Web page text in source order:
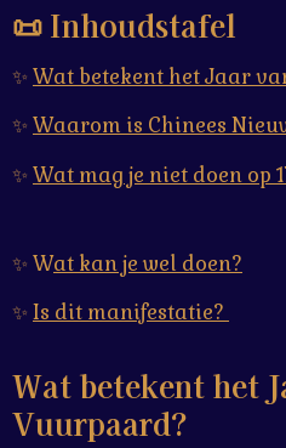
📜 Inhoudstafel
✨ Wat betekent het Jaar
✨ Waarom is Chinees
✨ Wat mag je niet doen op
✨ Wat kan je wel doen?
✨ Is dit manifestatie?
Wat betekent het
Vuurpaard?